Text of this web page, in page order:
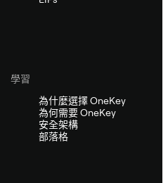
學習
為什麼選擇 OneKey
為何需要 OneKey
安全架構
部落格